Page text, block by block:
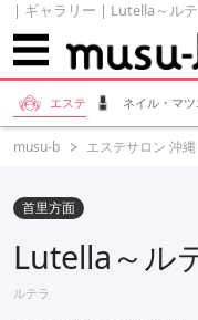
| ギャラリー | Lutella～ル
エステ ネイル・マツ
musu-b エステサロン 沖
首里方面
Lutella～ル
ルテラ